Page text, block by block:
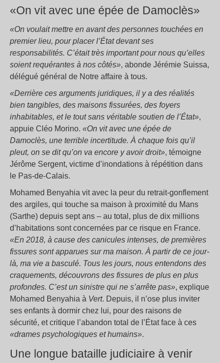
«On vit avec une épée de Damoclès»
«On voulait mettre en avant des personnes touchées en
premier lieu, pour placer l’État devant ses
responsabilités. C’était très important pour nous qu’elles
soient requérantes à nos côtés», abonde Jérémie Suissa,
délégué général de Notre affaire à tous.
«Derrière ces arguments juridiques, il y a des réalités
bien tangibles, des maisons fissurées, des foyers
inhabitables, et le tout sans véritable soutien de l’État»,
appuie Cléo Morino. «On vit avec une épée de
Damoclès, une terrible incertitude. À chaque fois qu’il
pleut, on se dit qu’on va encore y avoir droit», témoigne
Jérôme Sergent, victime d’inondations à répétition dans
le Pas-de-Calais.
Mohamed Benyahia vit avec la peur du retrait-gonflement
des argiles, qui touche sa maison à proximité du Mans
(Sarthe) depuis sept ans – au total, plus de dix millions
d’habitations sont concernées par ce risque en France.
«En 2018, à cause des canicules intenses, de premières
fissures sont apparues sur ma maison. À partir de ce jour-
là, ma vie a basculé. Tous les jours, nous entendons des
craquements, découvrons des fissures de plus en plus
profondes. C’est un sinistre qui ne s’arrête pas», explique
Mohamed Benyahia à Vert. Depuis, il n’ose plus inviter
ses enfants à dormir chez lui, pour des raisons de
sécurité, et critique l’abandon total de l’État face à ces
«drames psychologiques et humains».
Une longue bataille judiciaire à venir